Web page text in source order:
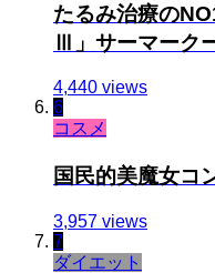
たるみ治療の
Ⅲ」サーマーク
4,440 views
6
コスメ
国民的美魔女コ
3,957 views
7
ダイエット